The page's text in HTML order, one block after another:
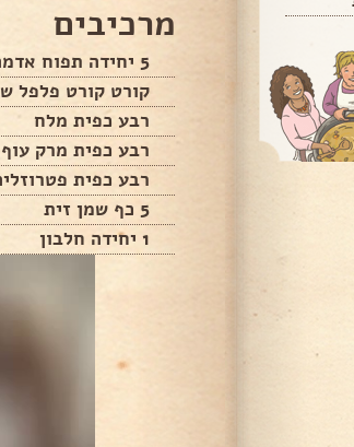
מרכיבים
5 יחידה תפוח אדמה קלוף
קורט קורט פלפל
רבע כפית מלח
רבע כפית מרק עוף
רבע כפית
5 כף שמן זית
1 יחידה חלבון